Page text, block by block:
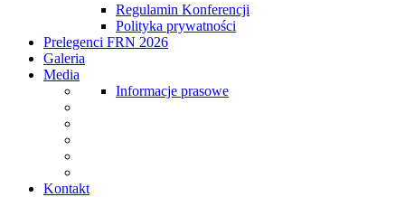
Regulamin Konferencji
Polityka prywatności
Prelegenci FRN 2026
Galeria
Media
Informacje prasowe
Kontakt